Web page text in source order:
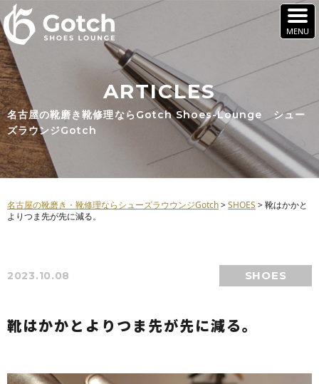
ARTICLES
名古屋の靴磨き靴修理ならGotch Shoes-Lounge シュー
ズラウンジGotch
名古屋の靴磨き・靴修理ならシューズラウウンジGotch>SHOES >靴はかかと
よりつま先が先に減る。
2023.10.08 SHOES
靴はかかとよりつま先が先に減る。